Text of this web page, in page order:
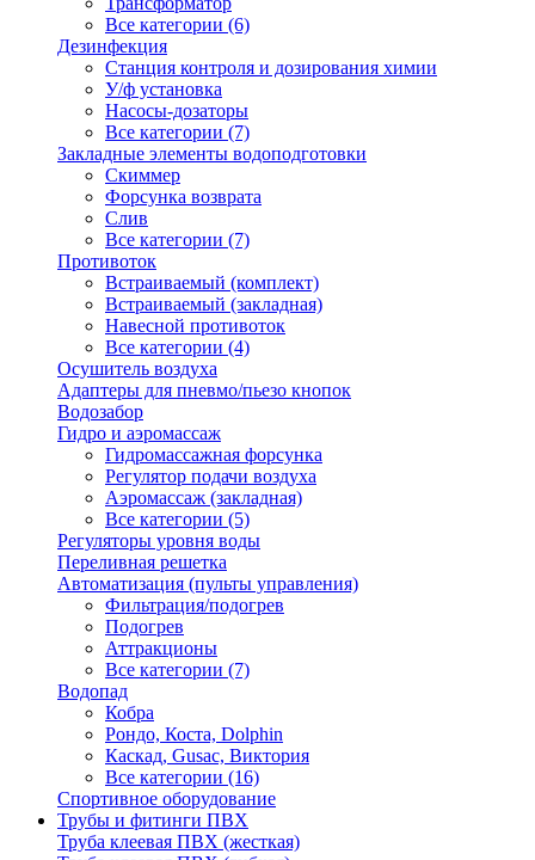
Все категории (6)
Дезинфекция
Станция контроля и дозирования химии
У/ф установка
Насосы-дозаторы
Все категории (7)
Закладные элементы водоподготовки
Скиммер
Форсунка возврата
Слив
Все категории (7)
Противоток
Встраиваемый (комплект)
Встраиваемый (закладная)
Навесной противоток
Все категории (4)
Осушитель воздуха
Адаптеры для пневмо/пьезо кнопок
Водозабор
Гидро и аэромассаж
Гидромассажная форсунка
Регулятор подачи воздуха
Аэромассаж (закладная)
Все категории (5)
Регуляторы уровня воды
Переливная решетка
Автоматизация (пульты управления)
Фильтрация/подогрев
Подогрев
Аттракционы
Все категории (7)
Водопад
Кобра
Рондо, Коста, Dolphin
Каскад, Gusac, Виктория
Все категории (16)
Спортивное оборудование
Трубы и фитинги ПВХ
Труба клеевая ПВХ (жесткая)